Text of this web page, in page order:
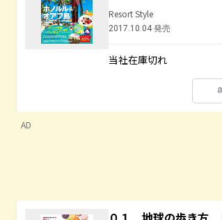
Resort Style
2017.10.04 発売
当社在庫切れ
AD